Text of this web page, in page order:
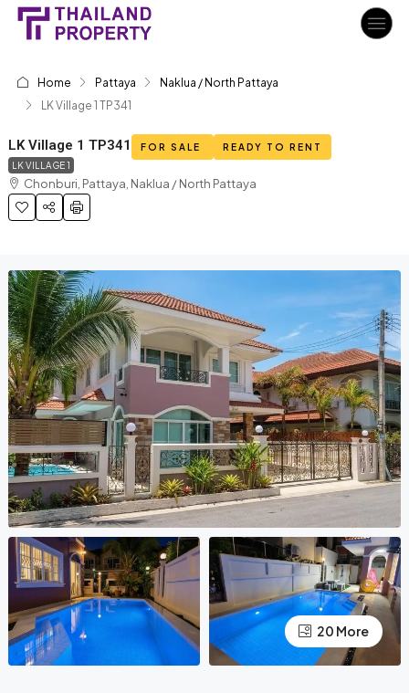
Home Pattaya
Naklua / North Pattaya
LK Village 1 TP341
LK Village 1 TP341 FOR SALE
READY TO RENT
LK VILLAGE 1
Chonburi, Pattaya, Naklua / North Pattaya
20 More